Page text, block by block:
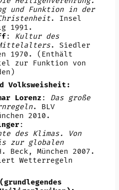
und Funktion in der
. Insel
1991.
: Kultur des
. Siedler
1970. (Enthält
zur Funktion von
Volksweisheit:
Lorenz : Das große
. BLV
2010.
:
des Klimas. Von
zur globalen
Beck, München 2007.
Wetterregeln